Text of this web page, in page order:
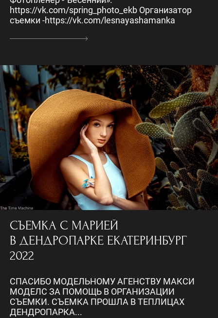
https://vk.com/spring_photo_ekb Организатор
съемки -https://vk.com/lesnayashamanka
СЪЕМКА С МАРИЕЙ
В ДЕНДРОПАРКЕ ЕКАТЕРИНБУРГ
2022
СПАСИБО МОДЕЛЬНОМУ АГЕНСТВУ МАКСИ
МОДЕЛС ЗА ПОМОЩЬ В ОРГАНИЗАЦИИ
СЪЕМКИ. СЪЕМКА ПРОШЛА В ТЕПЛИЦАХ
ДЕНДРОПАРКА...